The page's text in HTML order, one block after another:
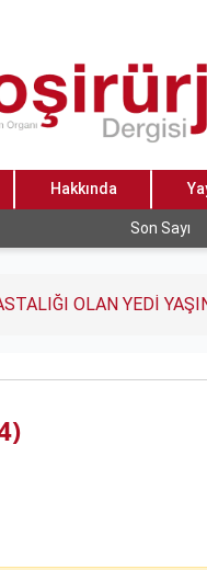
Hakkında
Son Sayı
OLAN YEDİ